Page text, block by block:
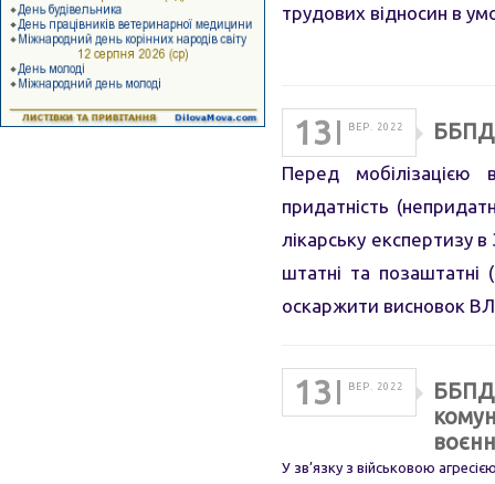
трудових відносин в
13 ВЕР. 2022
Перед мобілізацією
придатність
лікарську експертизу
штатні та позаштатні
оскаржити висновок
13 ВЕР. 2022
ББПД:
У зв’язку з військовою